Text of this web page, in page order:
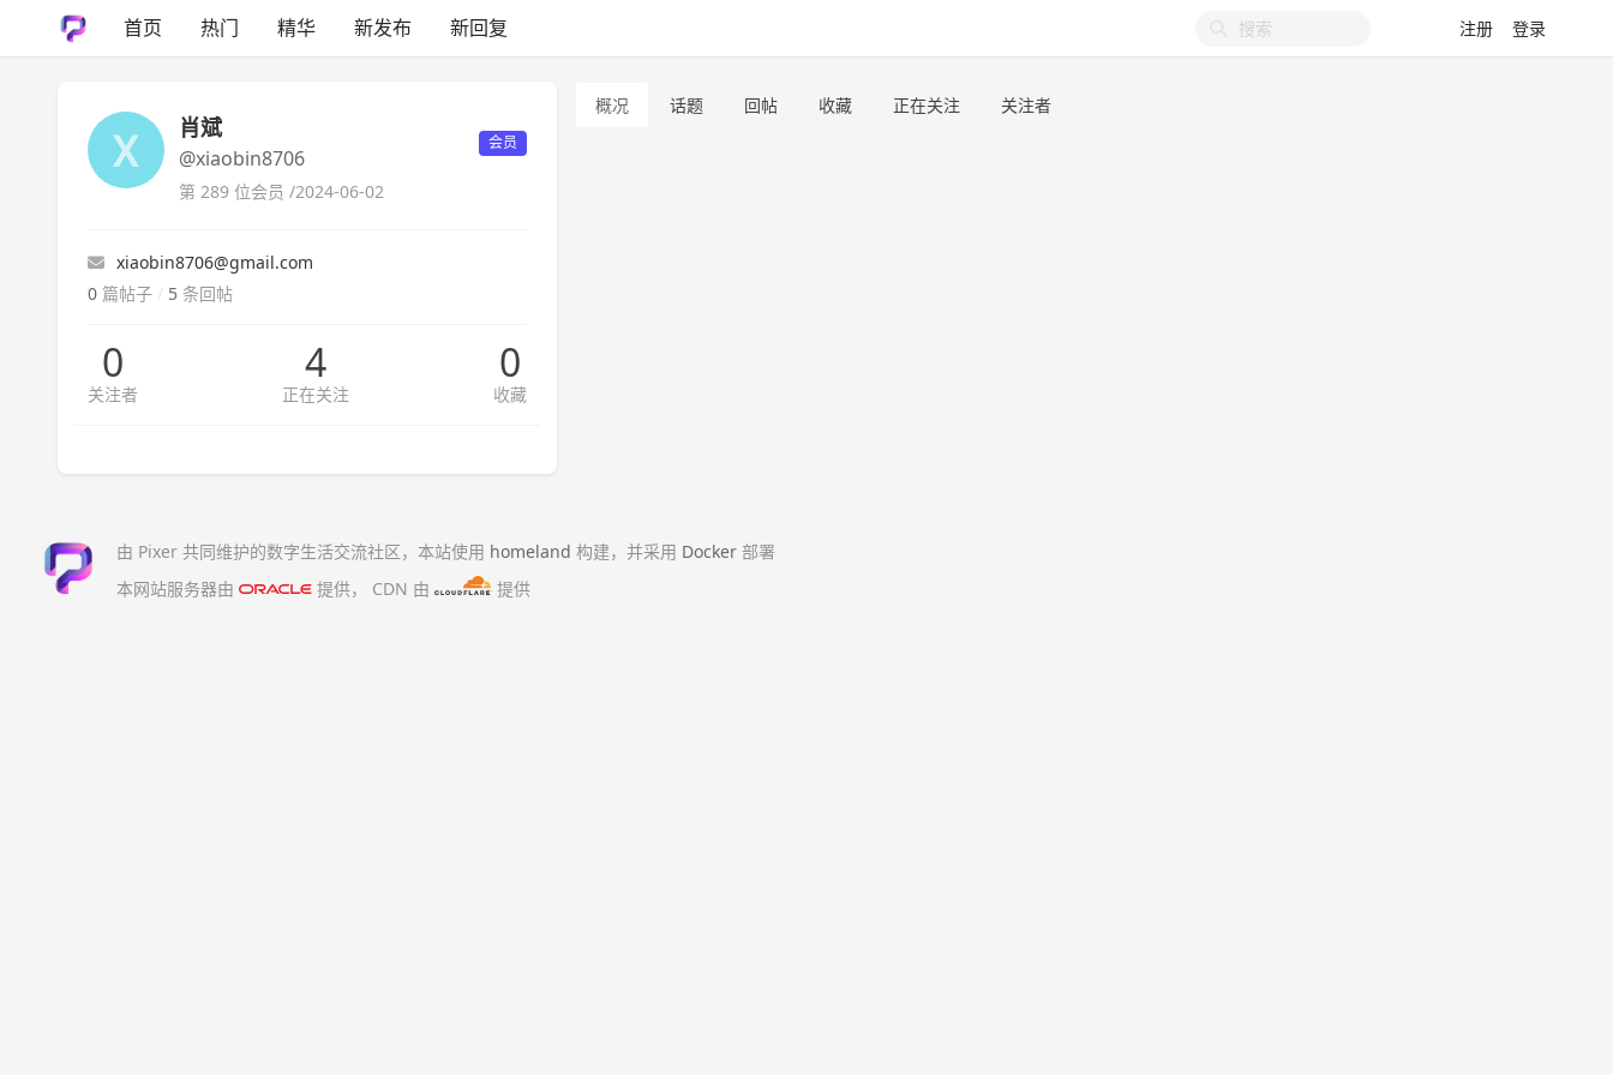
首页 热门 精华 新发布 新回复 注册 登录
肖斌
@xiaobin8706
会员
第 289 位会员 /2024-06-02
xiaobin8706@gmail.com
0 篇帖子 / 5 条回帖
0
关注者
4
正在关注
0
收藏
概况 话题 回帖 收藏 正在关注 关注者
由 Pixer 共同维护的数字生活交流社区，本站使用 homeland 构建，并采用 Docker 部署
本网站服务器由
提供， CDN 由 提供